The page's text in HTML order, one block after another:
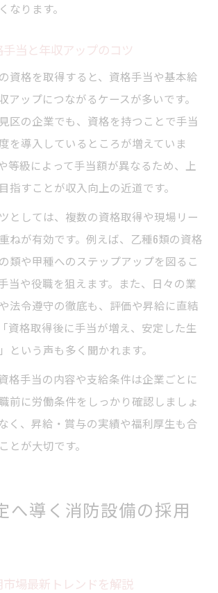
なります。
当と年収アップのコツ
資格を取得すると、資格手当や基本給
アップにつながるケースが多いです。
区の企業でも、資格を持つことで手当
を導入しているところが増えていま
等級によって手当額が異なるため、上
指すことが収入向上の近道です。
としては、複数の資格取得や現場リー
ねが有効です。例えば、乙種6類の資格
類や甲種へのステップアップを図るこ
当や役職を狙えます。また、日々の業
法令遵守の徹底も、評価や昇給に直結
資格取得後に手当が増え、安定した生
という声も多く聞かれます。
格手当の内容や支給条件は企業ごとに
前に労働条件をしっかり確認しましょ
く、昇給・賞与の実績や福利厚生も合
とが大切です。
へ導く消防設備の採用
場最新トレンドを解説